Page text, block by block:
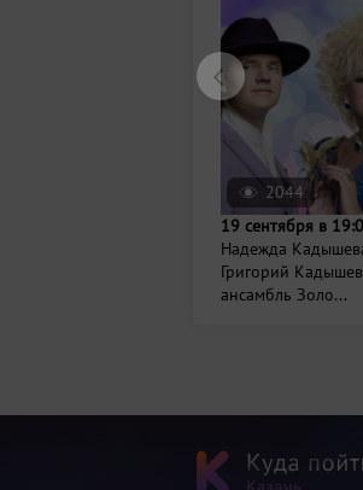
2044
19 сентября в
Надежда
Григорий
ансамбль Золо...